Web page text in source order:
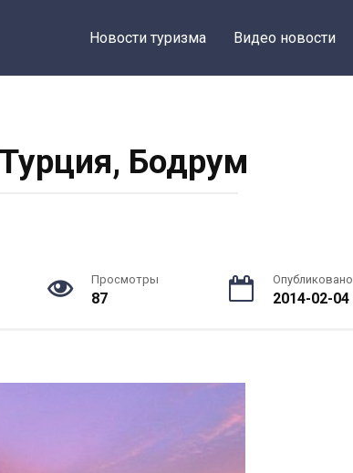
Новости туризма Видео новости
Бодрум
Просмотры
87
Опубликовано
2014-02-04